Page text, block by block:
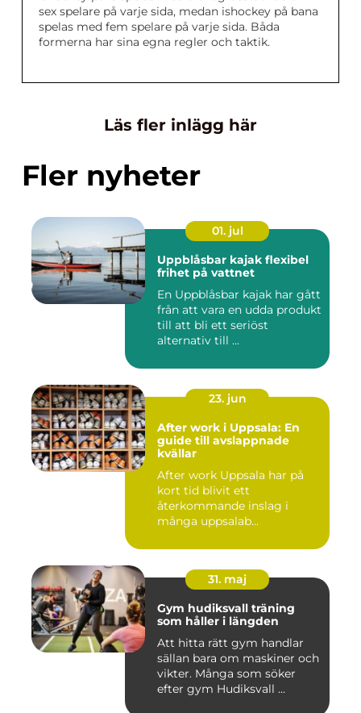
sex spelare på varje sida, medan ishockey på bana
spelas med fem spelare på varje sida. Båda
formerna har sina egna regler och taktik.
Läs fler inlägg här
Fler nyheter
01. jul
Uppblåsbar kajak flexibel
frihet på vattnet
En Uppblåsbar kajak har gått
från att vara en udda produkt
till att bli ett seriöst
alternativ till ...
23. jun
After work i Uppsala: En
guide till avslappnade
kvällar
After work Uppsala har på
kort tid blivit ett
återkommande inslag i
många uppsalab...
31. maj
Gym hudiksvall träning
som håller i längden
Att hitta rätt gym handlar
sällan bara om maskiner och
vikter. Många som söker
efter gym Hudiksvall ...